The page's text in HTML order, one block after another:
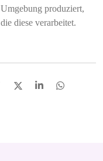
Umgebung produziert,
die diese verarbeitet.
S
S
S